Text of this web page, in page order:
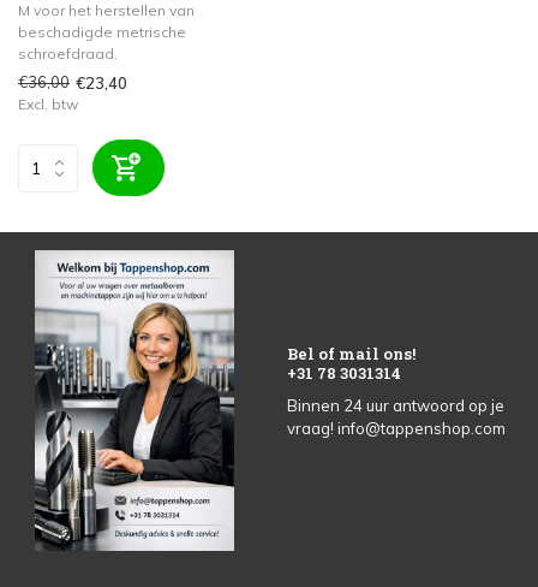
M voor het herstellen van
beschadigde metrische
schroefdraad.
€36,00 €23,40
Excl. btw
Bel of mail ons!
+31 78 3031314
Binnen 24 uur antwoord op je
vraag! info@tappenshop.com